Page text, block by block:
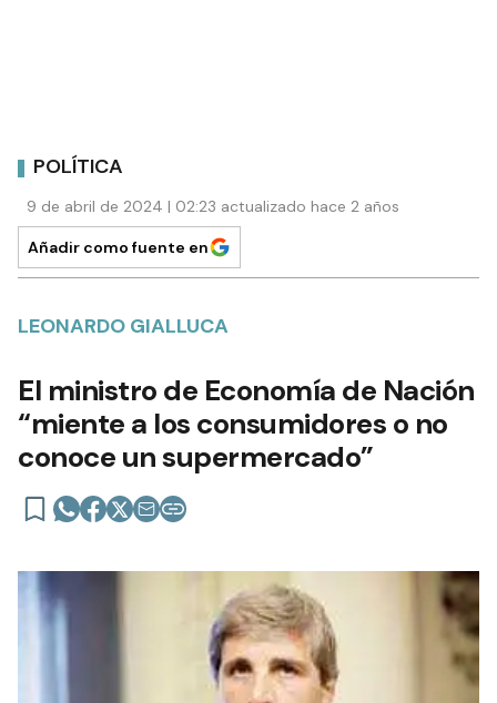
POLÍTICA
9 de abril de 2024 | 02:23 actualizado hace 2 años
Añadir como fuente en
LEONARDO GIALLUCA
El ministro de Economía de Nación
“miente a los consumidores o no
conoce un supermercado”